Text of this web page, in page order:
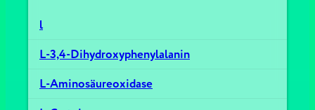
l
L-3,4-Dihydroxyphenylalanin
L-Aminosäureoxidase